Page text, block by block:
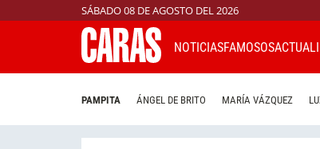
SÁBADO 08 DE AGOSTO DEL 2026
NOTICIASFAMOSOS
PAMPITA ÁNGEL DE BRITO MARÍA VÁZQUEZ